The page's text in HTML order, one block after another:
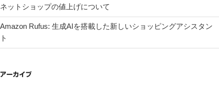
ネットショップの値上げについて
Amazon Rufus: 生成AIを搭載した新しいショッピングアシスタン
ト
アーカイブ